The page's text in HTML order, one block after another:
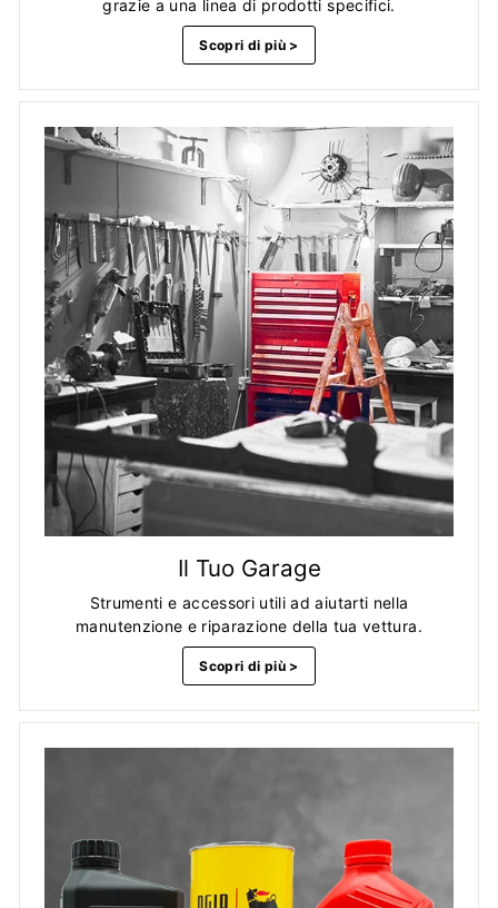
grazie a una linea di prodotti specifici.
Scopri di più >
Il Tuo Garage
Strumenti e accessori utili ad aiutarti nella
manutenzione e riparazione della tua vettura.
Scopri di più >